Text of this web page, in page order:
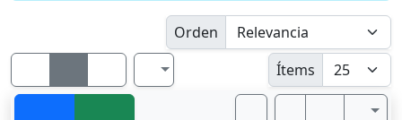
Orden
Ítems